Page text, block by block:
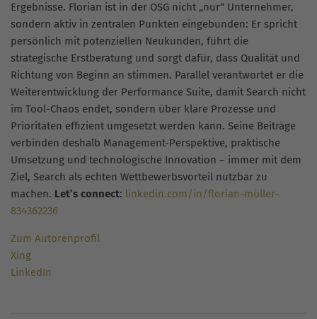
Ergebnisse. Florian ist in der OSG nicht „nur“ Unternehmer,
sondern aktiv in zentralen Punkten eingebunden: Er spricht
persönlich mit potenziellen Neukunden, führt die
strategische Erstberatung und sorgt dafür, dass Qualität und
Richtung von Beginn an stimmen. Parallel verantwortet er die
Weiterentwicklung der Performance Suite, damit Search nicht
im Tool-Chaos endet, sondern über klare Prozesse und
Prioritäten effizient umgesetzt werden kann. Seine Beiträge
verbinden deshalb Management-Perspektive, praktische
Umsetzung und technologische Innovation – immer mit dem
Ziel, Search als echten Wettbewerbsvorteil nutzbar zu
machen. Let’s connect: linkedin.com/in/florian-müller-
834362236
Zum Autorenprofil
Xing
LinkedIn